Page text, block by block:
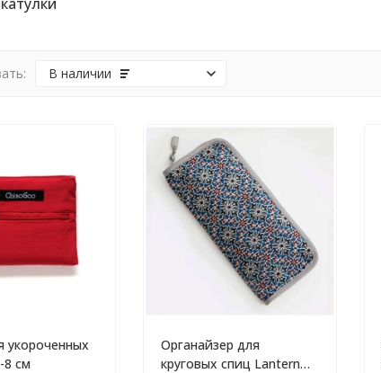
В наличии
укороченных
8 см
Органайзер для
круговых спиц Lantern